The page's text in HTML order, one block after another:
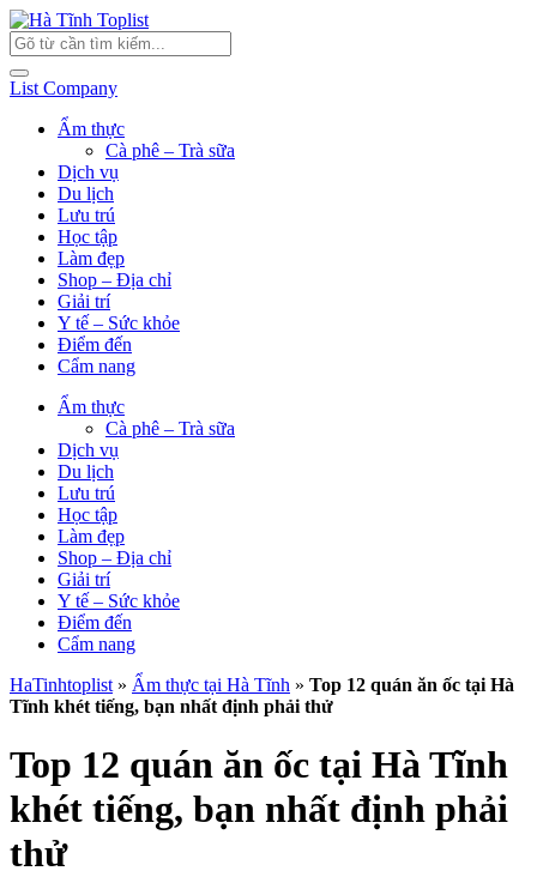
List Company
Ẩm thực
Cà phê – Trà sữa
Dịch vụ
Du lịch
Lưu trú
Học tập
Làm đẹp
Shop – Địa chỉ
Giải trí
Y tế – Sức khỏe
Điểm đến
Cẩm nang
Ẩm thực
Cà phê – Trà sữa
Dịch vụ
Du lịch
Lưu trú
Học tập
Làm đẹp
Shop – Địa chỉ
Giải trí
Y tế – Sức khỏe
Điểm đến
Cẩm nang
HaTinhtoplist » Ẩm thực tại Hà Tĩnh » Top 12 quán ăn ốc tại Hà
Tĩnh khét tiếng, bạn nhất định phải thử
Top 12 quán ăn ốc tại Hà Tĩnh
khét tiếng, bạn nhất định phải
thử